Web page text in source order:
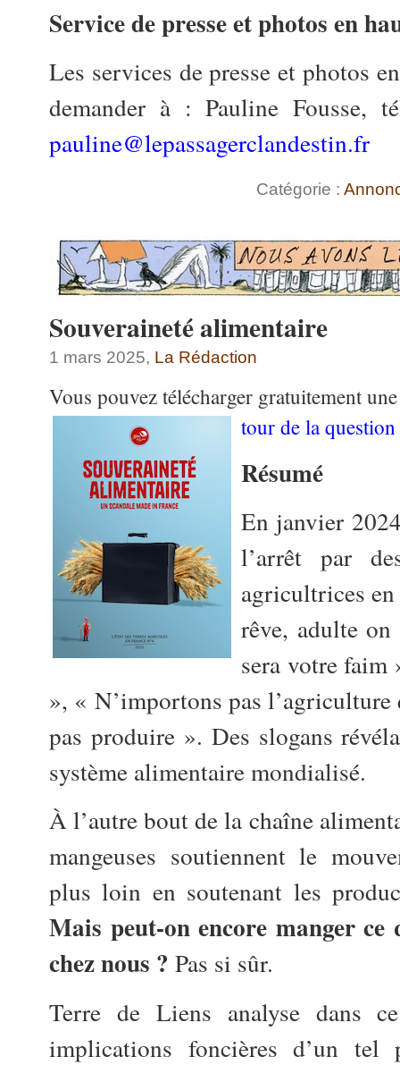
Service de presse et photos en
Les services de presse et photos
demander à : Pauline
pauline@lepassagerclandestin.fr
Catégorie :
Souveraineté alimentaire
1 mars 2025, La Rédaction
Vous pouvez télécharger gratuitement
tour de la
Résumé
En janvier
l’arrêt par
agricultrices
rêve, adulte
sera votre
», « N’importons pas l’agriculture
pas produire ». Des slogans
système alimentaire mondialisé.
À l’autre bout de la chaîne
mangeuses soutiennent le
plus loin en soutenant les
Mais peut-on encore manger
chez nous ? Pas si sûr.
Terre de Liens analyse dans
implications foncières d’un tel